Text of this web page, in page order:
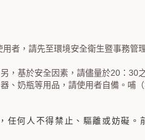
者，請先至環境安全衛生暨事務管
，基於安全因素，請儘量於20：30
、奶瓶等用品，請使用者自備。哺
任何人不得禁止、驅離或妨礙。